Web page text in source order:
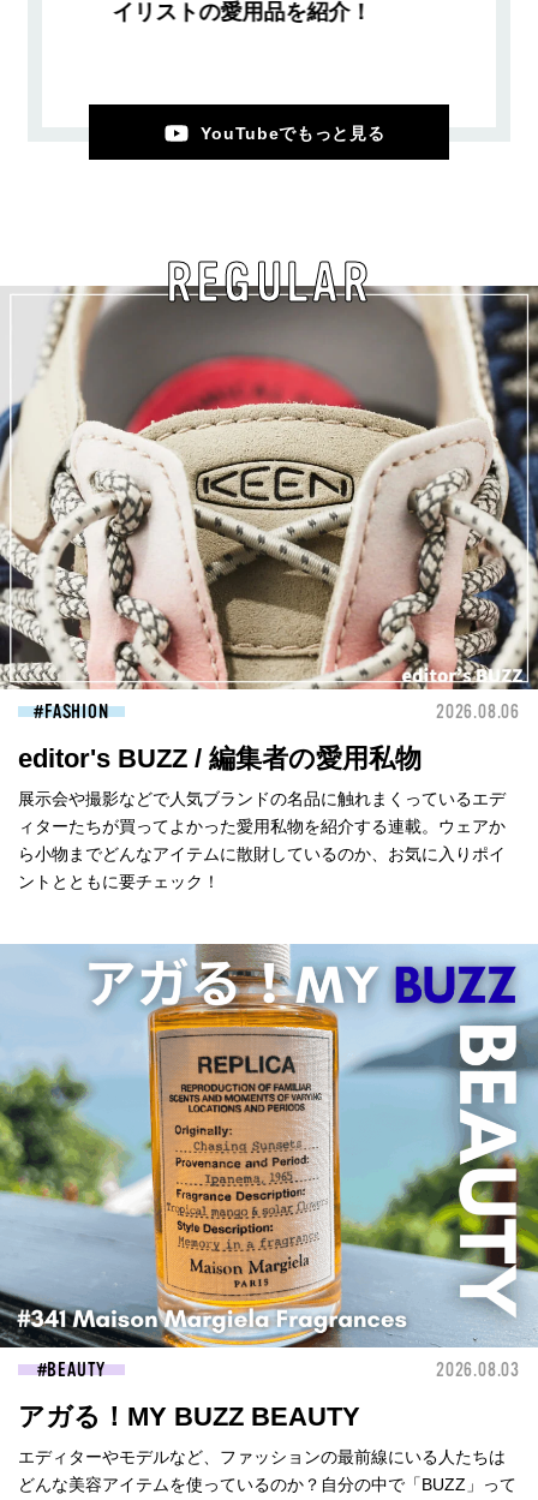
イリストの愛用品を紹介！
YouTubeでもっと見る
REGULAR
FASHION 2026.08.06
editor's BUZZ / 編集者の愛用私物
展示会や撮影などで人気ブランドの名品に触れまくっているエデ
ィターたちが買ってよかった愛用私物を紹介する連載。ウェアか
ら小物までどんなアイテムに散財しているのか、お気に入りポイ
ントとともに要チェック！
BEAUTY 2026.08.03
アガる！MY BUZZ BEAUTY
エディターやモデルなど、ファッションの最前線にいる人たちは
どんな美容アイテムを使っているのか？自分の中で「BUZZ」って